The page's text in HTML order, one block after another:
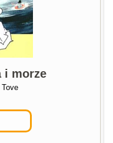
i morze